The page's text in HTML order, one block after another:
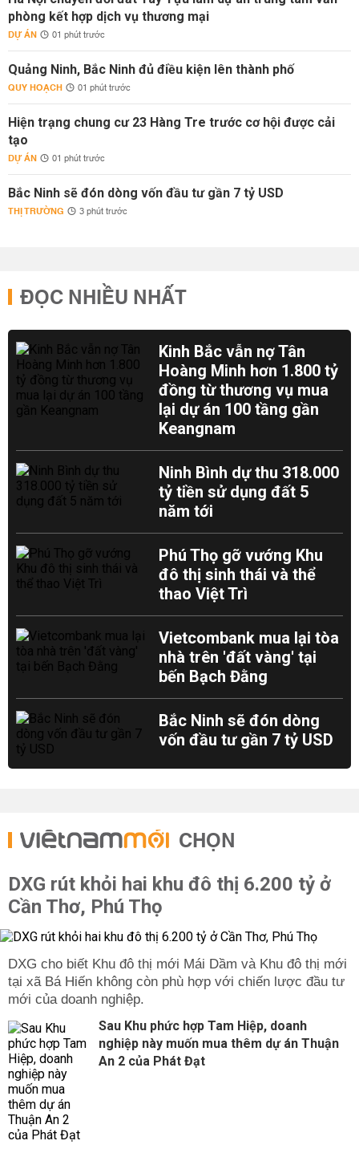
phòng kết hợp dịch vụ thương mại
DỰ ÁN 01 phút trước
Quảng Ninh, Bắc Ninh đủ điều kiện lên thành phố
QUY HOẠCH 01 phút trước
Hiện trạng chung cư 23 Hàng Tre trước cơ hội được cải
tạo
DỰ ÁN 01 phút trước
Bắc Ninh sẽ đón dòng vốn đầu tư gần 7 tỷ USD
THỊ TRƯỜNG 3 phút trước
ĐỌC NHIỀU NHẤT
Kinh Bắc vẫn nợ Tân
Hoàng Minh hơn 1.800 tỷ
đồng từ thương vụ mua
lại dự án 100 tầng gần
Keangnam
Ninh Bình dự thu 318.000
tỷ tiền sử dụng đất 5
năm tới
Phú Thọ gỡ vướng Khu
đô thị sinh thái và thể
thao Việt Trì
Vietcombank mua lại tòa
nhà trên 'đất vàng' tại
bến Bạch Đằng
Bắc Ninh sẽ đón dòng
vốn đầu tư gần 7 tỷ USD
CHỌN
DXG rút khỏi hai khu đô thị 6.200 tỷ ở
Cần Thơ, Phú Thọ
DXG cho biết Khu đô thị mới Mái Dầm và Khu đô thị mới
tại xã Bá Hiến không còn phù hợp với chiến lược đầu tư
mới của doanh nghiệp.
Sau Khu phức hợp Tam Hiệp, doanh
nghiệp này muốn mua thêm dự án Thuận
An 2 của Phát Đạt